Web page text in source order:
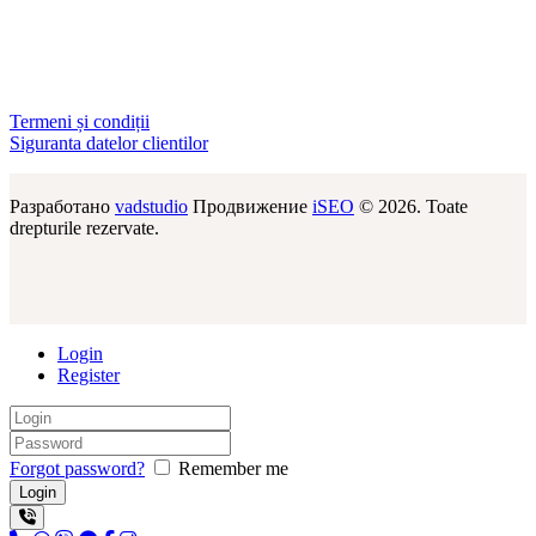
Termeni și condiții
Siguranta datelor clientilor
Разработано vadstudio Продвижение iSEO © 2026. Toate
drepturile rezervate.
Login
Register
Forgot password? Remember me